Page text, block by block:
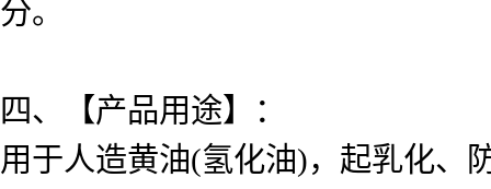
分。
四、【产品用途】：
用于人造黄油(氢化油)，起乳化、